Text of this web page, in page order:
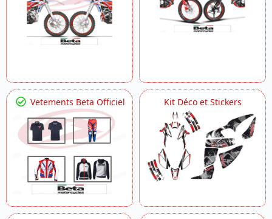
Vetements Beta Officiel Kit Déco et Stickers